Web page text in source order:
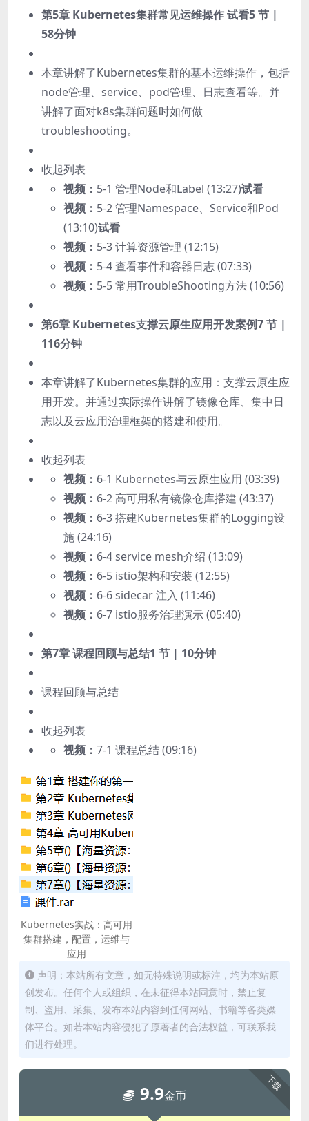
第5章 Kubernetes集群常见运维操作试看5 节 |
58分钟
本章讲解了Kubernetes集群的基本运维操作，包括
node管理、service、pod管理、日志查看等。并
讲解了面对k8s集群问题时如何做
troubleshooting。
收起列表
视频： 5-1 管理Node和Label (13:27)试看
视频： 5-2 管理Namespace、Service和Pod
(13:10)试看
视频： 5-3 计算资源管理 (12:15)
视频： 5-4 查看事件和容器日志 (07:33)
视频： 5-5 常用TroubleShooting方法 (10:56)
第6章 Kubernetes支撑云原生应用开发案例7 节 |
116分钟
本章讲解了Kubernetes集群的应用：支撑云原生应
用开发。并通过实际操作讲解了镜像仓库、集中日
志以及云应用治理框架的搭建和使用。
收起列表
视频： 6-1 Kubernetes与云原生应用 (03:39)
视频： 6-2 高可用私有镜像仓库搭建 (43:37)
视频： 6-3 搭建Kubernetes集群的Logging设
施 (24:16)
视频： 6-4 service mesh介绍 (13:09)
视频： 6-5 istio架构和安装 (12:55)
视频： 6-6 sidecar 注入 (11:46)
视频： 6-7 istio服务治理演示 (05:40)
第7章 课程回顾与总结1 节 | 10分钟
课程回顾与总结
收起列表
视频： 7-1 课程总结 (09:16)
Kubernetes实战：高可用
集群搭建，配置，运维与
应用
声明：本站所有文章，如无特殊说明或标注，均为本站原
创发布。任何个人或组织，在未征得本站同意时，禁止复
制、盗用、采集、发布本站内容到任何网站、书籍等各类媒
体平台。如若本站内容侵犯了原著者的合法权益，可联系我
们进行处理。
下载
9.9金币